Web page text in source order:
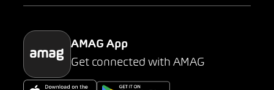
Parking
AMAG App
Get connected with AMAG